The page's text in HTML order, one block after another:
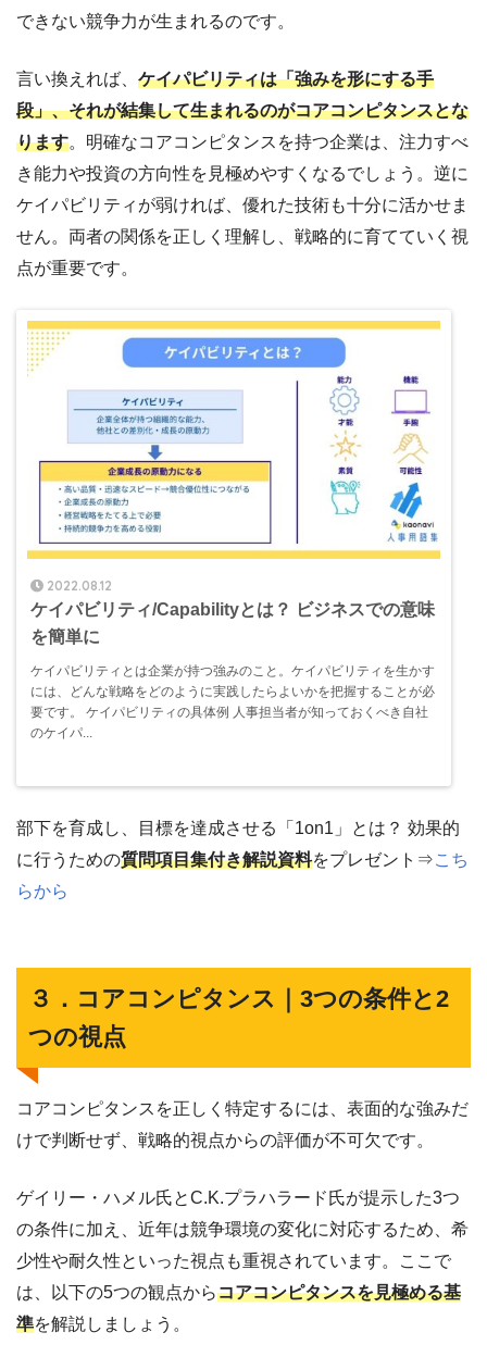
できない競争力が生まれるのです。
言い換えれば、 ケイパビリティは「強みを形にする手
段」、それが結集して生まれるのがコアコンピタンスとな
ります。明確なコアコンピタンスを持つ企業は、注力すべ
き能力や投資の方向性を見極めやすくなるでしょう。 逆に
ケイパビリティが弱ければ、優れた技術も十分に活かせま
せん。両者の関係を正しく理解し、戦略的に育てていく視
点が重要です。
2022.08.12
ケイパビリティ/Capabilityとは？ ビジネスでの意味
を簡単に
ケイパビリティとは企業が持つ強みのこと。ケイパビリティを生かす
には、どんな戦略をどのように実践したらよいかを把握することが必
要です。 ケイパビリティの具体例 人事担当者が知っておくべき自社
のケイパ...
部下を育成し、目標を達成させる「1on1」とは？ 効果的
に行うための質問項目集付き解説資料をプレゼント⇒こち
らから
３．コアコンピタンス｜3つの条件と2
つの視点
コアコンピタンスを正しく特定するには、表面的な強みだ
けで判断せず、戦略的視点からの評価が不可欠です。
ゲイリー・ハメル氏とC.K.プラハラード氏が提示した3つ
の条件に加え、近年は競争環境の変化に対応するため、希
少性や耐久性といった視点も重視されています。ここで
は、以下の5つの観点からコアコンピタンスを見極める基
準を解説しましょう。